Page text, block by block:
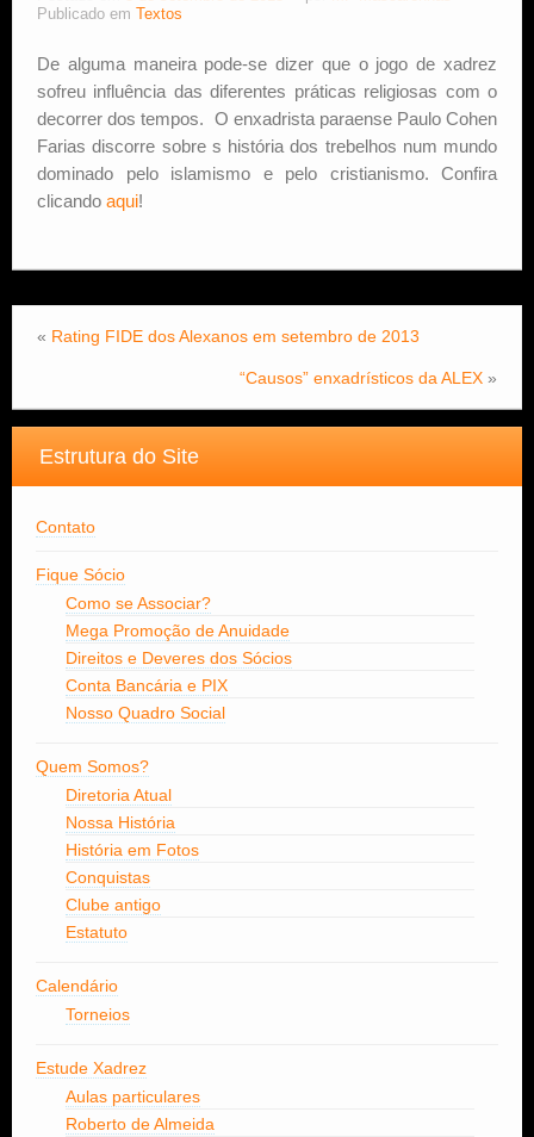
Publicado em
Textos
De alguma maneira pode-se dizer que o jogo de xadrez
sofreu influência das diferentes práticas religiosas com o
decorrer dos tempos. O enxadrista paraense Paulo Cohen
Farias discorre sobre s história dos trebelhos num mundo
dominado pelo islamismo e pelo cristianismo. Confira
clicando aqui!
« Rating FIDE dos Alexanos em setembro de 2013
“Causos” enxadrísticos da ALEX »
Estrutura do Site
Contato
Fique Sócio
Como se Associar?
Mega Promoção de Anuidade
Direitos e Deveres dos Sócios
Conta Bancária e PIX
Nosso Quadro Social
Quem Somos?
Diretoria Atual
Nossa História
História em Fotos
Conquistas
Clube antigo
Estatuto
Calendário
Torneios
Estude Xadrez
Aulas particulares
Roberto de Almeida